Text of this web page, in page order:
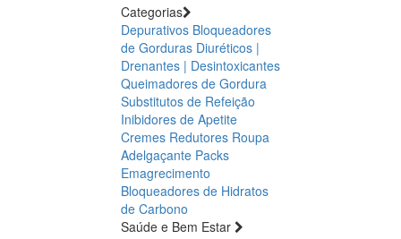
Categorias
Depurativos Bloqueadores
de Gorduras Diuréticos |
Drenantes | Desintoxicantes
Queimadores de Gordura
Substitutos de Refeição
Inibidores de Apetite
Cremes Redutores Roupa
Adelgaçante Packs
Emagrecimento
Bloqueadores de Hidratos
de Carbono
Saúde e Bem Estar